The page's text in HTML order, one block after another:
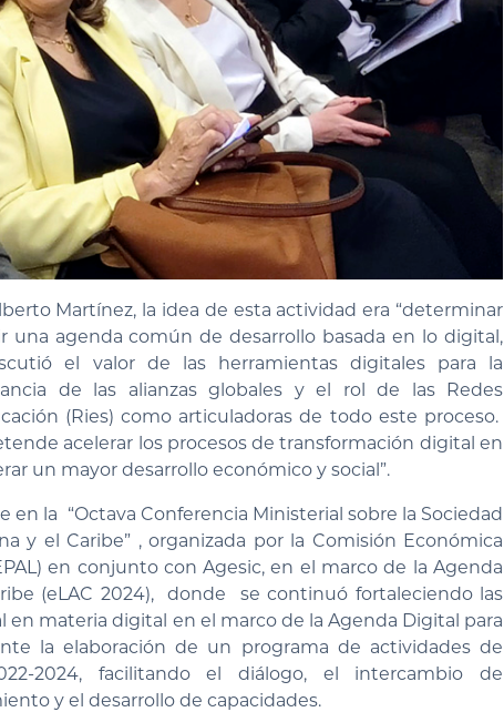
Martínez, la idea de esta actividad era “determinar
una agenda común de desarrollo basada en lo digital,
el valor de las herramientas digitales para la
de las alianzas globales y el rol de las Redes
(Ries) como articuladoras de todo este proceso.
acelerar los procesos de transformación digital en
un mayor desarrollo económico y social”.
la “Octava Conferencia Ministerial sobre la Sociedad
y el Caribe” , organizada por la Comisión Económica
en conjunto con Agesic, en el marco de la Agenda
(eLAC 2024), donde se continuó fortaleciendo las
en materia digital en el marco de la Agenda Digital para
la elaboración de un programa de actividades de
2024, facilitando el diálogo, el intercambio de
y el desarrollo de capacidades.